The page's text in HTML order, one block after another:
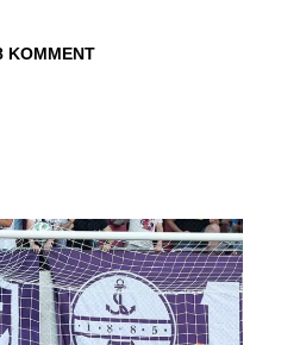
KOMMENT